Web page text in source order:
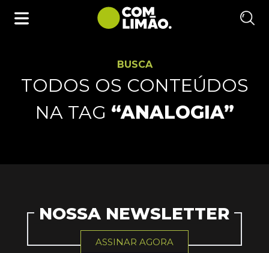
BUSCA
TODOS OS CONTEÚDOS
NA TAG “ANALOGIA”
NOSSA NEWSLETTER
ASSINAR AGORA